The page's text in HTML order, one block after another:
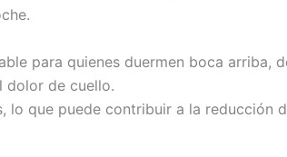
para quienes duermen boca arriba,
dolor de cuello.
lo que puede contribuir a la reducción